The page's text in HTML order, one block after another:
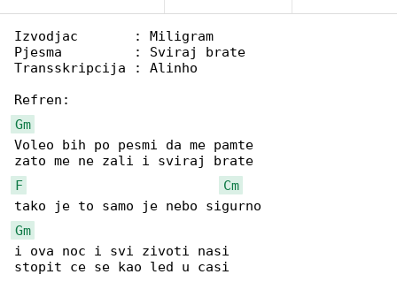
Izvodjac       : Miligram
Pjesma         : Sviraj brate
Transskripcija : Alinho
Gm
Voleo bih po pesmi da me pamte
F
Cm
Gm
i ova noc i svi zivoti nasi